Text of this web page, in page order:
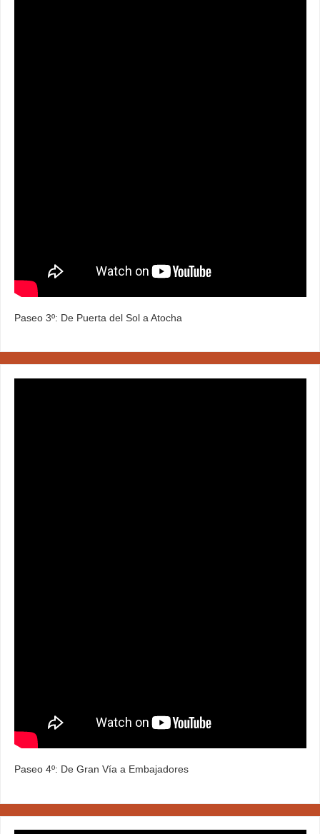
Paseo 3º: De Puerta del Sol a Atocha
Paseo 4º: De Gran Vía a Embajadores